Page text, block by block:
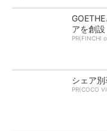
アを創設
PR(FINCHI
シェア
PR(COCO